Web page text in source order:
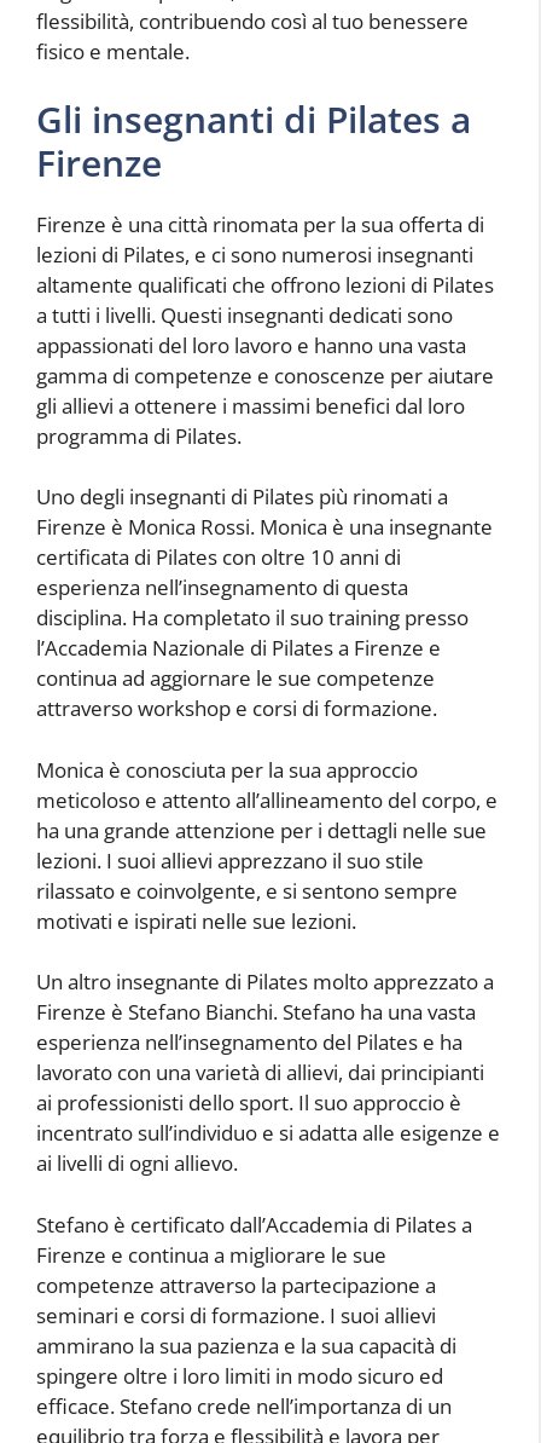
flessibilità, contribuendo così al tuo benessere
fisico e mentale.
Gli insegnanti di Pilates a
Firenze
Firenze è una città rinomata per la sua offerta di
lezioni di Pilates, e ci sono numerosi insegnanti
altamente qualificati che offrono lezioni di Pilates
a tutti i livelli. Questi insegnanti dedicati sono
appassionati del loro lavoro e hanno una vasta
gamma di competenze e conoscenze per aiutare
gli allievi a ottenere i massimi benefici dal loro
programma di Pilates.
Uno degli insegnanti di Pilates più rinomati a
Firenze è Monica Rossi. Monica è una insegnante
certificata di Pilates con oltre 10 anni di
esperienza nell’insegnamento di questa
disciplina. Ha completato il suo training presso
l’Accademia Nazionale di Pilates a Firenze e
continua ad aggiornare le sue competenze
attraverso workshop e corsi di formazione.
Monica è conosciuta per la sua approccio
meticoloso e attento all’allineamento del corpo, e
ha una grande attenzione per i dettagli nelle sue
lezioni. I suoi allievi apprezzano il suo stile
rilassato e coinvolgente, e si sentono sempre
motivati e ispirati nelle sue lezioni.
Un altro insegnante di Pilates molto apprezzato a
Firenze è Stefano Bianchi. Stefano ha una vasta
esperienza nell’insegnamento del Pilates e ha
lavorato con una varietà di allievi, dai principianti
ai professionisti dello sport. Il suo approccio è
incentrato sull’individuo e si adatta alle esigenze e
ai livelli di ogni allievo.
Stefano è certificato dall’Accademia di Pilates a
Firenze e continua a migliorare le sue
competenze attraverso la partecipazione a
seminari e corsi di formazione. I suoi allievi
ammirano la sua pazienza e la sua capacità di
spingere oltre i loro limiti in modo sicuro ed
efficace. Stefano crede nell’importanza di un
equilibrio tra forza e flessibilità e lavora per